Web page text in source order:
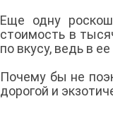
Еще одну
стоимость в
по вкусу, ведь в
Почему бы не
дорогой и